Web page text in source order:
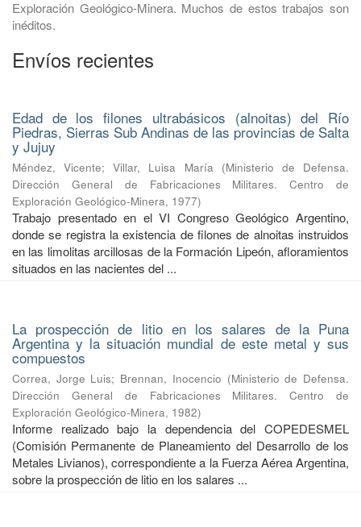
Exploración Geológico-Minera. Muchos de estos trabajos son
inéditos.
Envíos recientes
Edad de los filones ultrabásicos (alnoitas) del Río
Piedras, Sierras Sub Andinas de las provincias de Salta
y Jujuy
Méndez, Vicente;Villar, Luisa María (Ministerio de Defensa.
Dirección General de Fabricaciones Militares. Centro de
Exploración Geológico-Minera, 1977)
Trabajo presentado en el VI Congreso Geológico Argentino,
donde se registra la existencia de filones de alnoitas instruidos
en las limolitas arcillosas de la Formación Lipeón, afloramientos
situados en las nacientes del ...
La prospección de litio en los salares de la Puna
Argentina y la situación mundial de este metal y sus
compuestos
Correa, Jorge Luis; Brennan, Inocencio (Ministerio de Defensa.
Dirección General de Fabricaciones Militares. Centro de
Exploración Geológico-Minera, 1982)
Informe realizado bajo la dependencia del COPEDESMEL
(Comisión Permanente de Planeamiento del Desarrollo de los
Metales Livianos), correspondiente a la Fuerza Aérea Argentina,
sobre la prospección de litio en los salares ...